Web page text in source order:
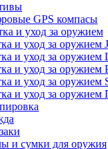
GPS компасы
и уход за оружием
и уход за оружием
и уход за оружием
и уход за оружием
и уход за оружием
и уход за
и сумки для оружия